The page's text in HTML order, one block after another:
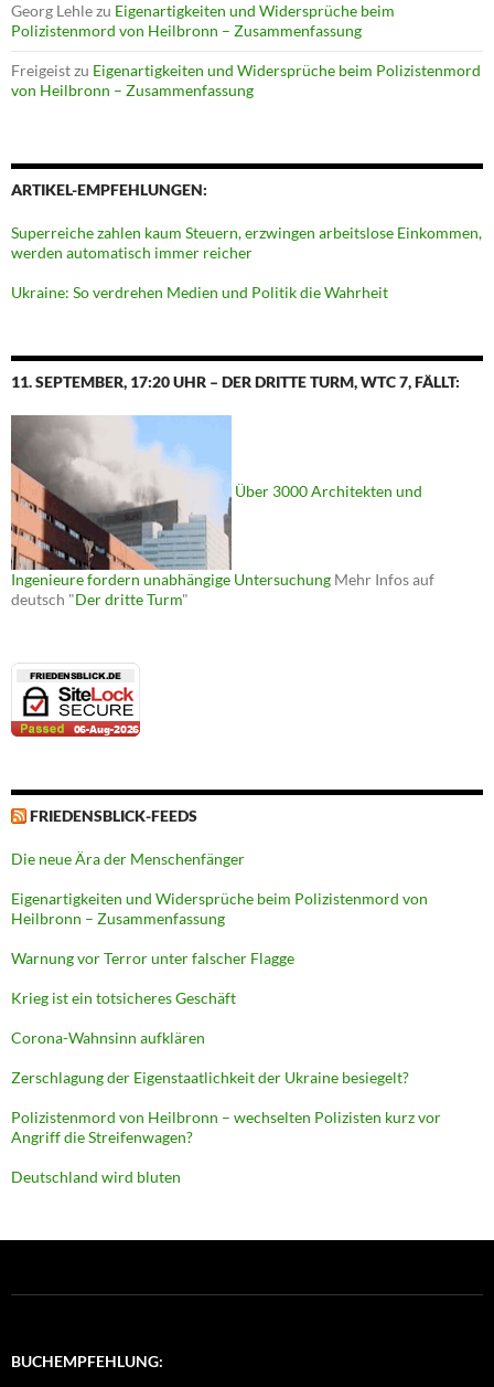
Georg Lehlezu Eigenartigkeiten und Widersprüche beim
Polizistenmord von Heilbronn – Zusammenfassung
Freigeistzu Eigenartigkeiten und Widersprüche beim Polizistenmord
von Heilbronn – Zusammenfassung
ARTIKEL-EMPFEHLUNGEN:
Superreiche zahlen kaum Steuern, erzwingen arbeitslose Einkommen,
werden automatisch immer reicher
Ukraine: So verdrehen Medien und Politik die Wahrheit
11. SEPTEMBER, 17:20 UHR – DER DRITTE TURM, WTC 7, FÄLLT:
Über 3000 Architekten und
Ingenieure fordern unabhängige Untersuchung Mehr Infos auf
deutsch "Der dritte Turm"
FRIEDENSBLICK-FEEDS
Die neue Ära der Menschenfänger
Eigenartigkeiten und Widersprüche beim Polizistenmord von
Heilbronn – Zusammenfassung
Warnung vor Terror unter falscher Flagge
Krieg ist ein totsicheres Geschäft
Corona-Wahnsinn aufklären
Zerschlagung der Eigenstaatlichkeit der Ukraine besiegelt?
Polizistenmord von Heilbronn – wechselten Polizisten kurz vor
Angriff die Streifenwagen?
Deutschland wird bluten
BUCHEMPFEHLUNG: